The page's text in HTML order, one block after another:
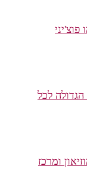
לכל
ומרכז